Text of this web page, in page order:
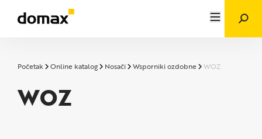
Početak Online katalog Nosači Wsporniki ozdobne WOZ
WOZ